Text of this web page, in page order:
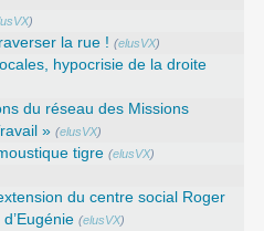
)
la rue ! (elusVX)
hypocrisie de la droite
du réseau des Missions
» (elusVX)
tigre (elusVX)
du centre social Roger
(elusVX)